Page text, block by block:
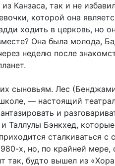
Канзаса, так и не
которой она
ходить в церковь, но
Она была молода,
неделю после
сыновьям. Лес
— настоящий
и
Таллулы Бэнкхед,
сталкиваться с
х, но, по крайней мере,
так, будто вышел из